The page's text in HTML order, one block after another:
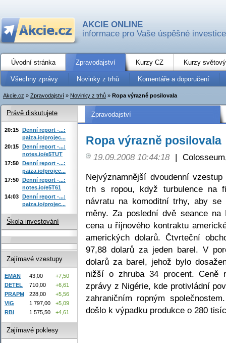
AKCIE ONLINE
informace pro Vaše úspěšné investice
Úvodní stránka Zpravodajství Kurzy CZ Kurzy
Všechny zprávy Novinky z trhů Komentáře a doporučení
Akcie.cz » Zpravodajství » Novinky z trhů » Ropa výrazně posilovala
Zpravodajství
Ropa výrazně posilovala
19.09.2008 10:44:18 |
Nejvýznamnější dvoudenní
trh s ropou, když turbulence na
návratu na komoditní trhy, aby
měny. Za poslední dvě seance na
cena u říjnového kontraktu
amerických dolarů. Čtvrteční
97,88 dolarů za jeden barel. V
dolarů za barel, jehož bylo
nižší o zhruba 34 procent. Ceně
zprávy z Nigérie, kde protivládní
zahraničním ropným
došlo k výpadku produkce o 280
Právě diskutujete
20:15 Denní report -...:
paiza.io/projec...
20:15 Denní report -...:
notes.io/e5TUT
17:50 Denní report -...:
paiza.io/projec...
17:50 Denní report -...:
notes.io/e5T61
14:03 Denní report -...:
paiza.io/projec...
Škola investování
Zajímavé vzestupy
EMAN 43,00
+7,50
DETEL
710,00
+6,61
PRAPM
228,00
+5,56
VIG
1 797,00
+5,09
RBI
1 575,50 +4,61
Zajímavé poklesy